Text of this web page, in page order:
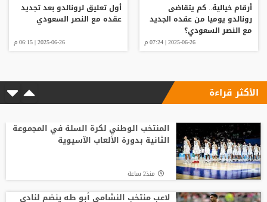
أرقام خيالية.. كم يتقاضى
رونالدو يوميا من عقده الجديد
مع النصر السعودي؟
2025-06-26 | 07:24 م
أول تعليق لرونالدو بعد تجديد
عقده مع النصر السعودي
2025-06-26 | 06:15 م
الأكثر قراءة
المنتخب الوطني لكرة السلة في المجموعة
الثانية بدورة الألعاب الآسيوية
منذ2 ساعة
لاعب منتخب النشامى أبو طه ينضم لنادي